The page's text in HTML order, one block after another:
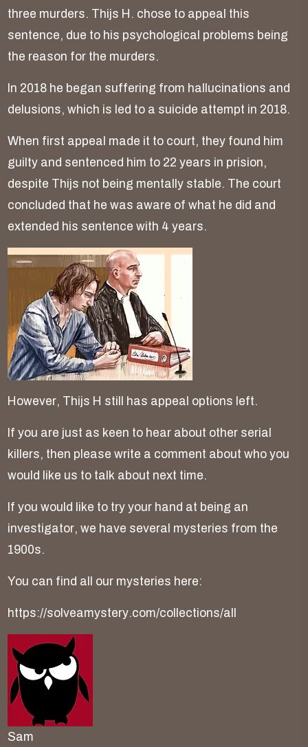
three murders. Thijs H . chose to appea this
sentence, due to his psycho ogica prob ems being
the reason for the murders.
n 2018 he began suffering from ha ucinations and
de usions, which is ed to a suicide attempt in 2018.
When first appea made it to court, they found him
gui ty and sentenced him to 22 years in prision,
despite Thijs not being menta ly stab e. The court
conc uded that he was aware of what he did and
extended his sentence with 4 years.
H owever, Thijs H sti has appea options eft.
f you are just as keen to hear about other seria
ki ers, then p ease write a comment about who you
wou d ike us to ta k about next time.
f you wou d ike to try your hand at being an
investigator, we have severa mysteries from the
1900s.
You can find a our mysteries here:
https://so lveamystery.com/co ections/a
Sam